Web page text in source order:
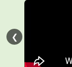
❮